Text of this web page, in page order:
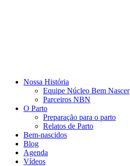
Nossa História
Equipe Núcleo Bem Nascer
Parceiros NBN
O Parto
Preparação para o parto
Relatos de Parto
Bem-nascidos
Blog
Agenda
Vídeos